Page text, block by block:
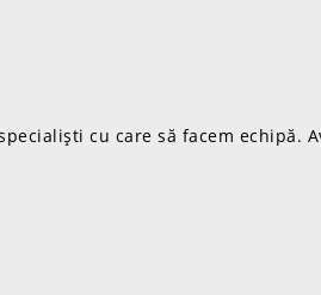
cu care să facem